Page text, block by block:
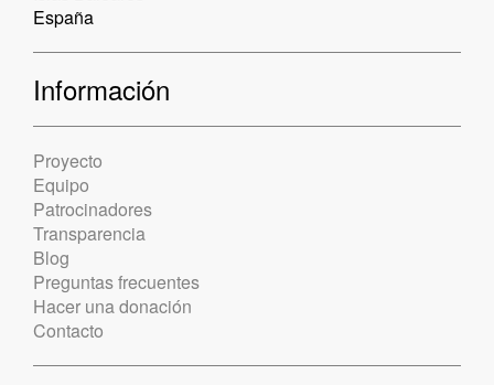
España
Información
Proyecto
Equipo
Patrocinadores
Transparencia
Blog
Preguntas frecuentes
Hacer una donación
Contacto